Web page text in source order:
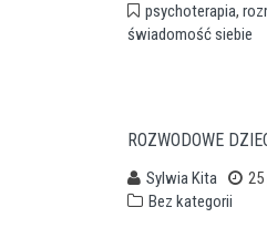
psychoterapia,
świadomość siebie
ROZWODOWE
Sylwia Kita
Bez kategorii